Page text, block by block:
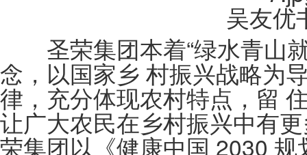
吴友优
圣荣集团本着“绿水青山
念，以国家乡 村振兴战略为
律，充分体现农村特点，留
让广大农民在乡村振兴中有
荣集团以《健康中国 2030